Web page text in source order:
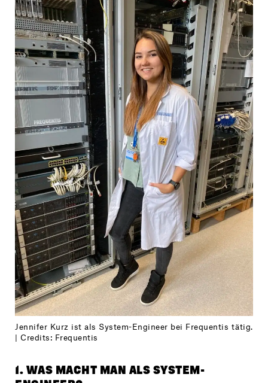
Jennifer Kurz ist als System-Engineer bei Frequentis tätig.
| Credits: Frequentis
1. WAS MACHT MAN ALS SYSTEM-